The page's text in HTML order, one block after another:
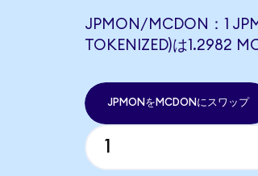
JPMON/MCDON：1
TOKENIZED)は1.2982
JPMONをMCDONにスワップ